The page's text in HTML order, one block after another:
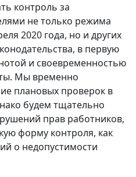
контроль за
не только режима
2020 года, но и других
в первую
и своевременностью
Мы временно
плановых проверок в
будем тщательно
прав работников,
форму контроля, как
о недопустимости